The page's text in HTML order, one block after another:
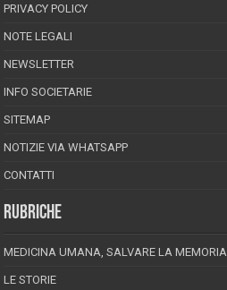
PRIVACY POLICY
NOTE LEGALI
NEWSLETTER
INFO SOCIETARIE
SITEMAP
NOTIZIE VIA WHATSAPP
CONTATTI
RUBRICHE
MEDICINA UMANA, SALVARE LA MEMORIA
LE STORIE